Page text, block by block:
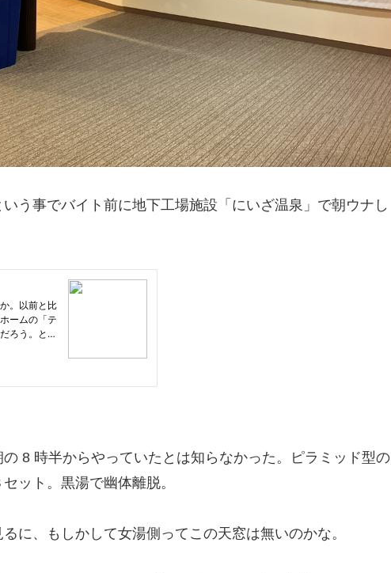
う事でバイト前に地下工場施設「にいざ温泉」で朝ウナし
8 時半からやっていたとは知らなかった。ピラミッド型の
ット。黒湯で幽体離脱。
に、もしかして女湯側ってこの天窓は無いのかな。